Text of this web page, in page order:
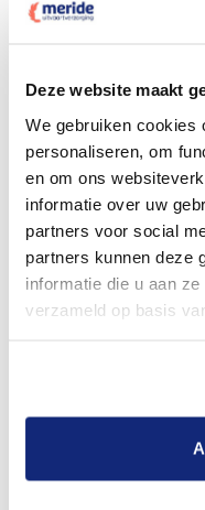
Deze website maakt
We gebruiken cookies
personaliseren, om
en om ons
informatie over uw
partners voor social
partners kunnen deze
informatie die u aan
verzameld op basis
Dit kost een
Bekijk tarieven voor